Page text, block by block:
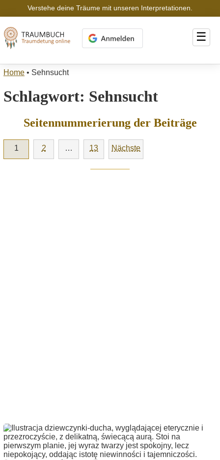
Verstehe deine Träume mit unseren Interpretationen.
☰
Home • Sehnsucht
Schlagwort: Sehnsucht
Seitennummerierung der Beiträge
1 2 … 13 Nächste